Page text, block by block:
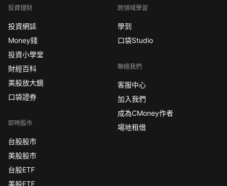
投資理財
投資網誌
Money錢
投資小學堂
財經百科
美股放大鏡
口袋證券
即時股市
台股股市
美股股市
台股ETF
美股ETF
跨領域學習
學到
口袋Studio
聯絡我們
客服中心
加入我們
成為CMoney作者
場地租借